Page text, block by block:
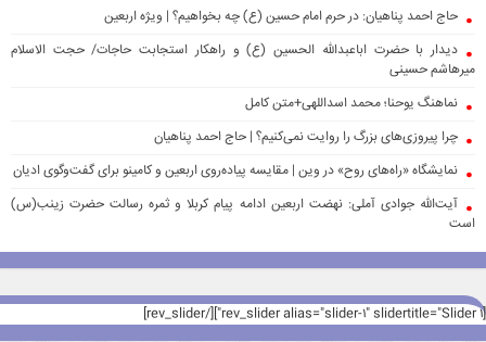
حاج احمد پناهیان: در حرم امام حسین (ع) چه بخواهیم؟ | ویژه اربعین
دیدار با حضرت اباعبدالله الحسین (ع) و راهکار استجابت حاجات/ حجت الاسلام
میرهاشم حسینی
نماهنگ یوحنا؛ محمد اسداللهی+متن کامل
چرا پیروزی‌های بزرگ را روایت نمی‌کنیم؟ | حاج احمد پناهیان
نمایشگاه «راه‌های روح» در وین | مقایسه پیاده‌روی اربعین و کامینو برای گفت‌وگوی ادیان
آیت‌الله جوادی آملی: نهضت اربعین ادامه پیام کربلا و ثمره رسالت حضرت زینب(س)
است
[rev_slider alias="slider-1" slidertitle="Slider 1"][/rev_slider]